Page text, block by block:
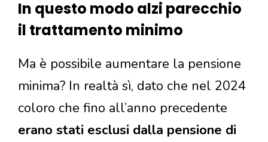
In questo modo alzi parecchio
il trattamento minimo
Ma è possibile aumentare la pensione
minima? In realtà sì, dato che nel 2024
coloro che fino all’anno precedente
erano stati esclusi dalla pensione di